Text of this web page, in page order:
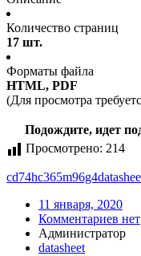
Количество страниц
17 шт.
Форматы файла
HTML, PDF
(Для просмотра
Подождите, идет
Просмотрено: 214
cd74hc365m96g4
11 января, 2020
Комментариев нет
Администратор
datasheet